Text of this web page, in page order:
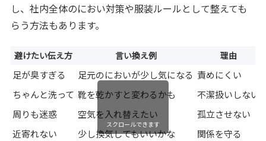
し、社内全体のにおい対策や服装ルールとして整えても
らう方法もあります。
避けたい伝え方 言い換え例 理由
足が臭すぎる 足元のにおいが少し気になる 責めにくい
ちゃんと洗って 靴を乾かすと変わるかも
不潔扱いしない
周りも迷惑
空気を入れ替えたい
孤立させない
近寄れない
少し換気してもいいかな 関係を守る
スクロールできます